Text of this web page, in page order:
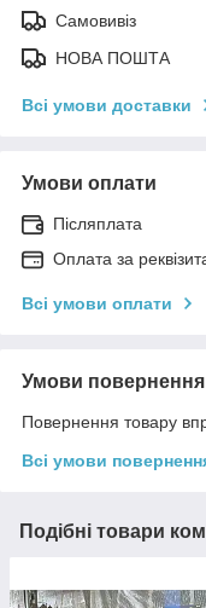
Самовивіз
НОВА ПОШТА
Всі умови доставки
Умови оплати
Післяплата
Оплата за
Всі умови оплати
Умови повернення
Повернення товару
Всі умови
Подібні товари